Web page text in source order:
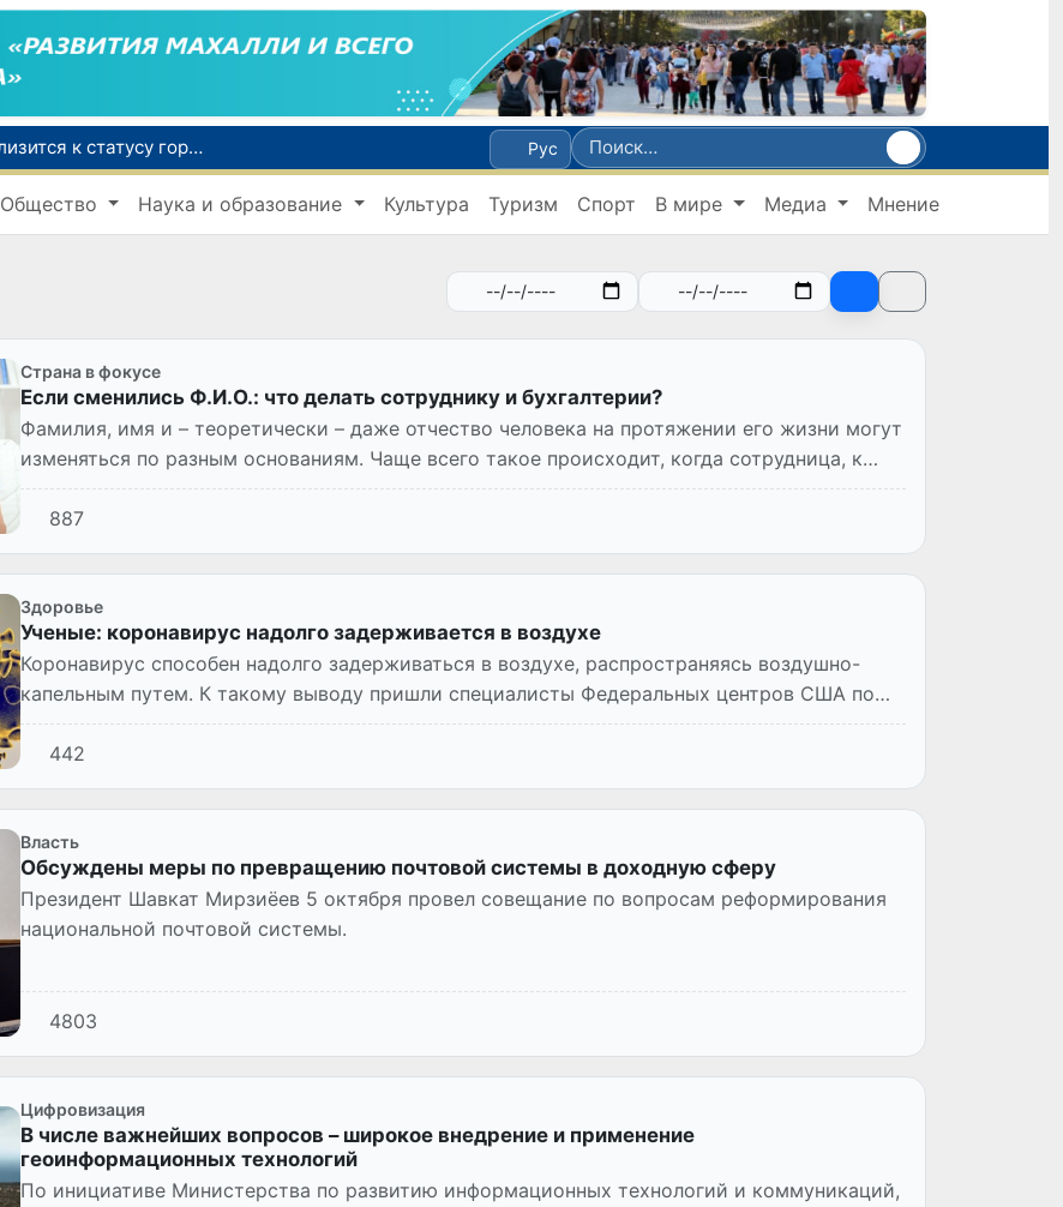
Самарканд расширит свои границы и приблизится к статусу города-миллионника
С 1 сентября пассажиры должны будут оплачивать проезд сразу при посадке в автобус
В Сурхандарье пресечена деятельность подпольной группы, планировавшей теракты и выезд в Сирию
Рус
Общество Наука и образование Культура Туризм Спорт В мире Медиа Мнение
Страна в фокусе
Если сменились Ф.И.О.: что делать сотруднику и бухгалтерии?
Фамилия, имя и – теоретически – даже отчество человека на протяжении его жизни могут
изменяться по разным основаниям. Чаще всего такое происходит, когда сотрудница, к
примеру, выхо...
887
Здоровье
Ученые: коронавирус надолго задерживается в воздухе
Коронавирус способен надолго задерживаться в воздухе, распространяясь воздушно-
капельным путем. К такому выводу пришли специалисты Федеральных центров США по
контролю и профилактик...
442
Власть
Обсуждены меры по превращению почтовой системы в доходную сферу
Президент Шавкат Мирзиёев 5 октября провел совещание по вопросам реформирования
национальной почтовой системы.
4803
Цифровизация
В числе важнейших вопросов – широкое внедрение и применение
геоинформационных технологий
По инициативе Министерства по развитию информационных технологий и коммуникаций,